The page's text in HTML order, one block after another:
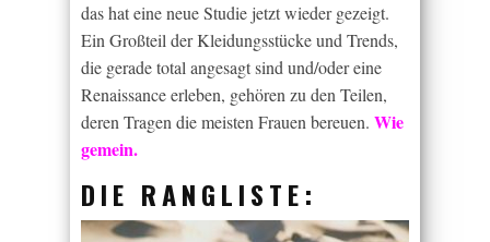
das hat eine neue Studie jetzt wieder gezeigt.
Ein Großteil der Kleidungsstücke und Trends,
die gerade total angesagt sind und/oder eine
Renaissance erleben, gehören zu den Teilen,
deren Tragen die meisten Frauen bereuen. Wie
gemein.
DIE RANGLISTE: